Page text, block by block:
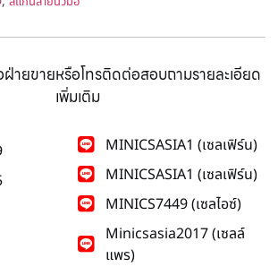
ายขายหรือโทรติดต่อสอบถามรายละเอียด
เพิ่มเติม
MINICSASIA1 (เซลเฟิร์น)
MINICSASIA1 (เซลเฟิร์น)
MINICS7449 (เซลไอซ์)
Minicsasia2017 (เซลล์
แพร)